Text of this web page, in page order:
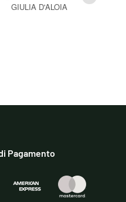
GIULIA D'ALOIA
Pagamento